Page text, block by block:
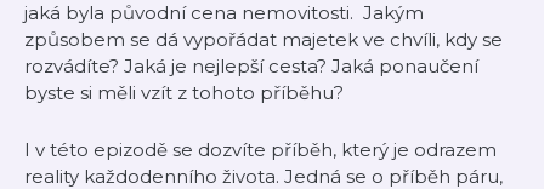
jaká byla původní cena nemovitosti. Jakým
způsobem se dá vypořádat majetek ve chvíli, kdy se
rozvádíte? Jaká je nejlepší cesta? Jaká ponaučení
byste si měli vzít z tohoto příběhu?
I v této epizodě se dozvíte příběh, který je odrazem
reality každodenního života. Jedná se o příběh páru,